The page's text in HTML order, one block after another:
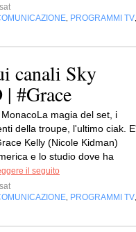
PROGRAMMI TV
canali Sky
#Grace
magia del set, i
della troupe, l'ultimo ciak.
Kelly (Nicole Kidman)
e lo studio dove ha
il seguito
PROGRAMMI TV